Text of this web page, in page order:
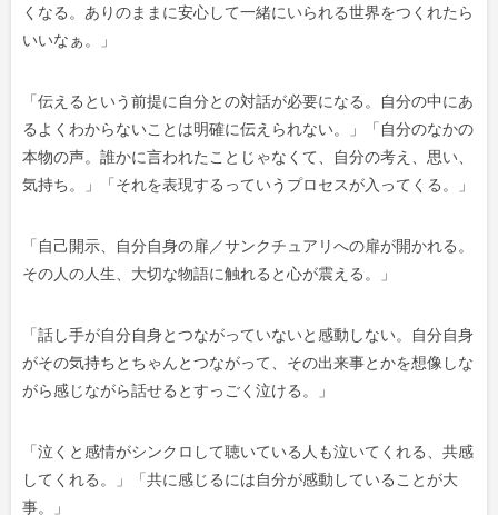
くなる。ありのままに安心して一緒にいられる世界をつくれたら
いいなぁ。」
「伝えるという前提に自分との対話が必要になる。自分の中にあ
るよくわからないことは明確に伝えられない。
」「自分のなかの
本物の声。誰かに言われたことじゃなくて、自分の考え、思い、
気持ち。」「それを表現するっていうプロセスが入ってくる。」
「自己開示、自分自身の扉／サンクチュアリへの扉が開かれる。
その人の人生、大切な物語に触れると心が震える。」
「話し手が自分自身とつながっていないと感動しない。自分自身
がその気持ちとちゃんとつながって、その出来事とかを想像しな
がら感じながら話せるとすっごく泣ける。
」
「泣くと感情がシンクロして聴いている人も泣いてくれる、共感
してくれる。
」「共に感じるには自分が感動していることが大
事。」